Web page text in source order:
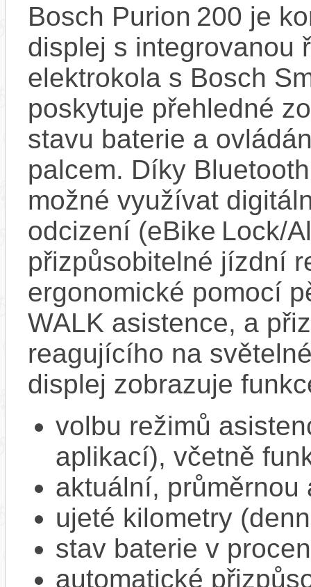
Bosch Purion 200 je
displej s integrovanou
elektrokola s Bosch
poskytuje přehledné
stavu baterie a
palcem. Díky
možné využívat
odcizení (eBike Lock/
přizpůsobitelné jízdní
ergonomické pomocí
WALK asistence, a
reagujícího na
displej zobrazuje
volbu režimů
aplikací), včetně
aktuální, průměrnou
ujeté kilometry
stav baterie v
automatické